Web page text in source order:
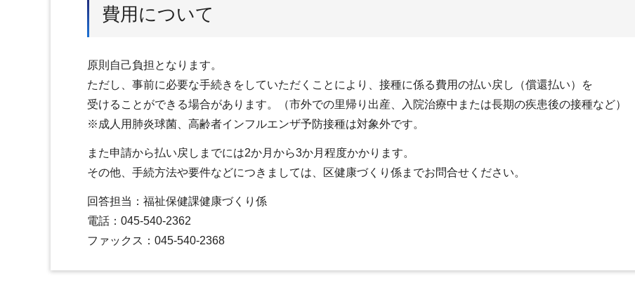
費用について
原則自己負担となります。
ただし、事前に必要な手続きをしていただくことにより、接種に係る費用の払い戻し（償還払い）を
受けることができる場合があります。（市外での里帰り出産、入院治療中または長期の疾患後の接種など）
※成人用肺炎球菌、高齢者インフルエンザ予防接種は対象外です。
また申請から払い戻しまでには2か月から3か月程度かかります。
その他、手続方法や要件などにつきましては、区健康づくり係までお問合せください。
回答担当：福祉保健課健康づくり係
電話：045-540-2362
ファックス：045-540-2368